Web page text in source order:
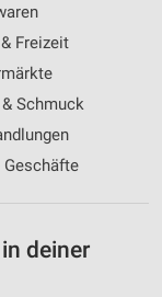
Freizeit
Schmuck
Geschäfte
deiner